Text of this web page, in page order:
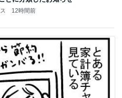
12時間前